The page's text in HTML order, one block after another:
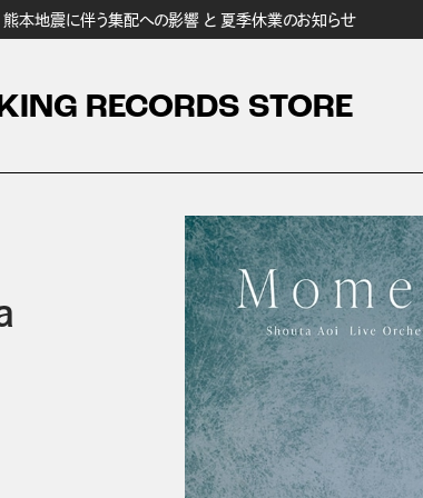
熊本地震に伴う集配への影響 と 夏季休業のお知らせ
RECORDS STORE